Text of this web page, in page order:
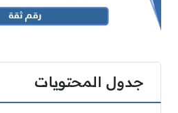
جدول المحتويات